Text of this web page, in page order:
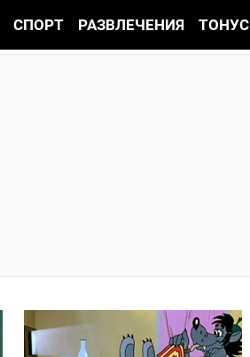
СПОРТ РАЗВЛЕЧЕНИЯ ТОНУС